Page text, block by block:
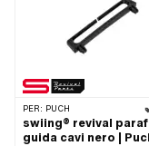
PER: PUCH
swiing® revival
guida cavi nero |